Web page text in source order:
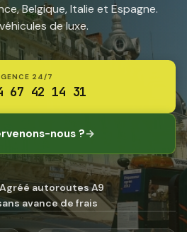
Belgique, Italie et Espagne.
de luxe.
24/7
67 42 14 31
nous ?→
Agréé autoroutes A9
avance de frais